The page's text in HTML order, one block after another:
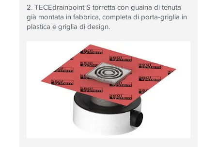
2. TECEdrainpoint S torretta con guaina di tenuta
già montata in fabbrica, completa di porta-griglia in
plastica e griglia di design.